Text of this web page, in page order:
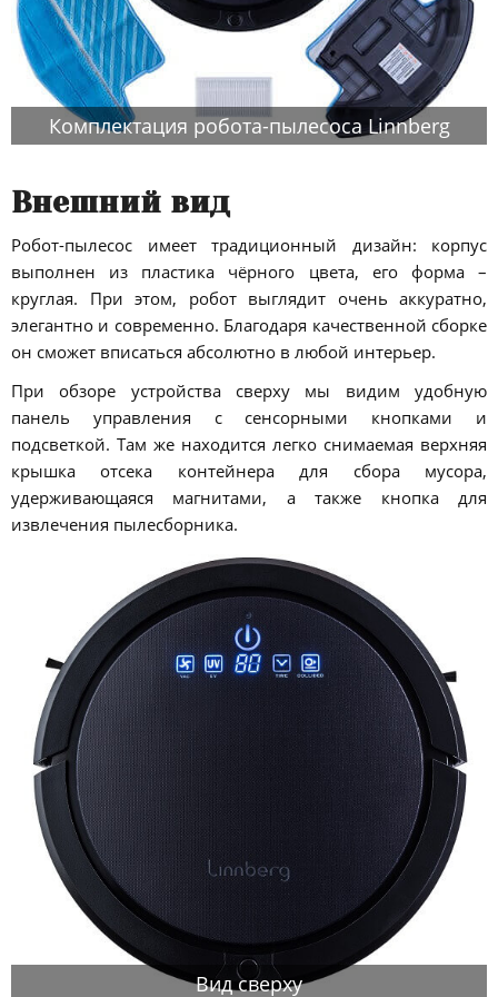
Комплектация робота-пылесоса Linnberg
Внешний вид
Робот-пылесос имеет традиционный дизайн: корпус
выполнен из пластика чёрного цвета, его форма –
круглая. При этом, робот выглядит очень аккуратно,
элегантно и современно. Благодаря качественной сборке
он сможет вписаться абсолютно в любой интерьер.
При обзоре устройства сверху мы видим удобную
панель управления с сенсорными кнопками и
подсветкой. Там же находится легко снимаемая верхняя
крышка отсека контейнера для сбора мусора,
удерживающаяся магнитами, а также кнопка для
извлечения пылесборника.
Вид сверху